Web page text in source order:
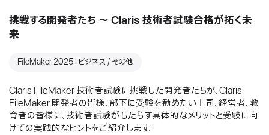
挑戦する開発者たち 〜 Claris 技術者試験合格が拓く未
来
FileMaker 2025：ビジネス / その他
Claris FileMaker 技術者試験に挑戦した開発者たちが、Claris
FileMaker 開発者の皆様、部下に受験を勧めたい上司、経営者、教
育者の皆様に、技術者試験がもたらす具体的なメリットと受験に向
けての実践的なヒントをご紹介します。